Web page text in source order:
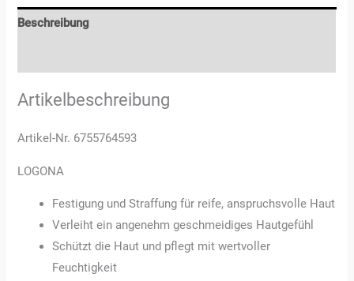
Beschreibung
Artikelbeschreibung
Artikel-Nr. 6755764593
LOGONA
Festigung und Straffung für reife, anspruchsvolle Haut
Verleiht ein angenehm geschmeidiges Hautgefühl
Schützt die Haut und pflegt mit wertvoller
Feuchtigkeit